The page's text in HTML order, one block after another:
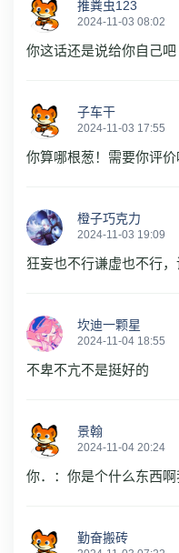
推粪虫123
2024-11-03 08:02
你这话还是说给你自己吧
子车干
2024-11-03 17:55
你算哪根葱！需要你评价
橙子巧克力
2024-11-03 19:09
狂妄也不行谦虚也不行
坎迪一颗星
2024-11-04 18:55
不卑不亢不是挺好的
景翰
2024-11-04 20:24
你．：你是个什么东西
勤奋搬砖